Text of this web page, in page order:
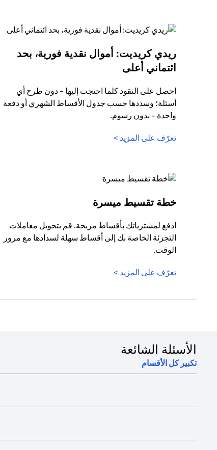
ريدي كريديت: أموال نقدية فورية، بحد
ائتماني أعلى
احصل على النقود كلما احتجت إليها - دون طرح أي
أسئلة؛ وسددها حسب جدول الأقساط الشهري أو دفعة
واحدة - بدون رسوم.
تعرّف على المزيد >
خطة تقسيط ميسرة
ادفع لمشترياتك بأقساط مريحة. قم بتحويل معاملات
التجزئة الخاصة بك إلى أقساط سهلة لسدادها مع مرور
الوقت.
تعرّف على المزيد >
الأسئلة الشائعة
تكبير كل الأقسام